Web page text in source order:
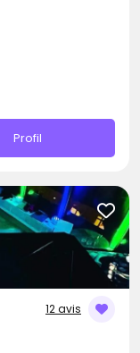
Profil
12 avis